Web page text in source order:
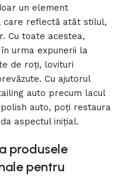
un element
care reflectă atât stilul,
Cu toate acestea,
urma expunerii la
de roți, lovituri
Cu ajutorul
auto precum lacul
auto, poți restaura
aspectul inițial.
produsele
pentru